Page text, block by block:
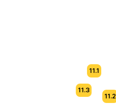
11.3
11.1
11.2